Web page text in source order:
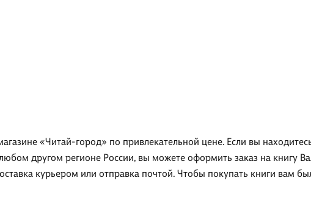
«Читай-город» по привлекательной цене. Если вы
другом регионе России, вы можете оформить заказ на книгу
курьером или отправка почтой. Чтобы покупать книги вам